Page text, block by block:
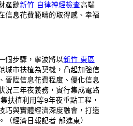
產鏈新竹 自律神經檢查高端
信息花費範疇的取得感、幸福
步驟，寧波將以新竹 東區
城市扶植為契機，凸起加強信
晉陞信息花費程度、優化信息
況三年夜義務，實行集成電路
扶植利用等9年夜重點工程，
巧與實體經濟深度融會，打造
（經濟日報記者 郁進東）